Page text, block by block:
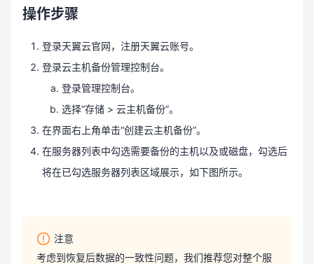
操作步骤
登录天翼云官网，注册天翼云账号。
登录云主机备份管理控制台。
登录管理控制台。
选择“存储 > 云主机备份”。
在界面右上角单击“创建云主机备份”。
在服务器列表中勾选需要备份的主机以及或磁盘，勾选后
将在已勾选服务器列表区域展示，如下图所示。
注意
考虑到恢复后数据的一致性问题，我们推荐您对整个服